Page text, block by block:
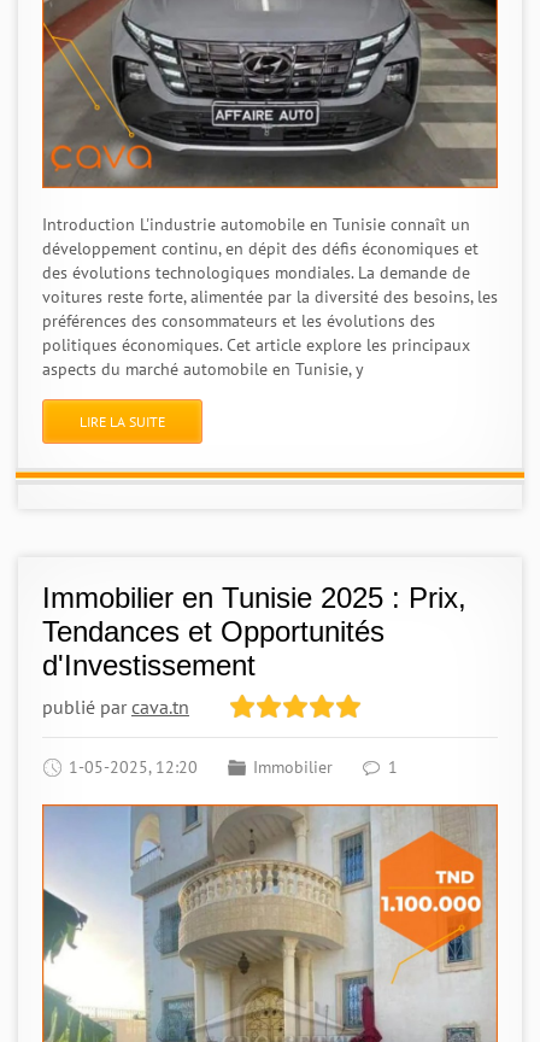
Introduction L'industrie automobile en Tunisie connaît un
développement continu, en dépit des défis économiques et
des évolutions technologiques mondiales. La demande de
voitures reste forte, alimentée par la diversité des besoins, les
préférences des consommateurs et les évolutions des
politiques économiques. Cet article explore les principaux
aspects du marché automobile en Tunisie, y
LIRE LA SUITE
Immobilier en Tunisie 2025 : Prix,
Tendances et Opportunités
d'Investissement
publié parcava.tn
1-05-2025, 12:20 Immobilier 1